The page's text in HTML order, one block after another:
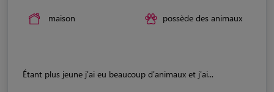
maison possède des animaux
Étant plus jeune j'ai eu beaucoup d'animaux et j'ai...